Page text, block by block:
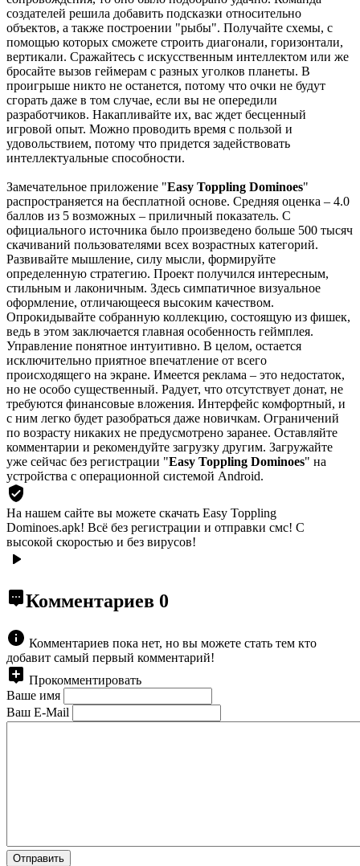
создателей решила добавить подсказки относительно
объектов, а также построении "рыбы". Получайте схемы, с
помощью которых сможете строить диагонали, горизонтали,
вертикали. Сражайтесь с искусственным интеллектом или же
бросайте вызов геймерам с разных уголков планеты. В
проигрыше никто не останется, потому что очки не будут
сгорать даже в том случае, если вы не опередили
разработчиков. Накапливайте их, вас ждет бесценный
игровой опыт. Можно проводить время с пользой и
удовольствием, потому что придется задействовать
интеллектуальные способности.
Замечательное приложение "Easy Toppling Dominoes"
распространяется на бесплатной основе. Средняя оценка – 4.0
баллов из 5 возможных – приличный показатель. С
официального источника было произведено больше 500 тысяч
скачиваний пользователями всех возрастных категорий.
Развивайте мышление, силу мысли, формируйте
определенную стратегию. Проект получился интересным,
стильным и лаконичным. Здесь симпатичное визуальное
оформление, отличающееся высоким качеством.
Опрокидывайте собранную коллекцию, состоящую из фишек,
ведь в этом заключается главная особенность геймплея.
Управление понятное интуитивно. В целом, остается
исключительно приятное впечатление от всего
происходящего на экране. Имеется реклама – это недостаток,
но не особо существенный. Радует, что отсутствует донат, не
требуются финансовые вложения. Интерфейс комфортный, и
с ним легко будет разобраться даже новичкам. Ограничений
по возрасту никаких не предусмотрено заранее. Оставляйте
комментарии и рекомендуйте загрузку другим. Загружайте
уже сейчас без регистрации "Easy Toppling Dominoes" на
устройства с операционной системой Android.
На нашем сайте вы можете скачать Easy Toppling
Dominoes.apk! Всё без регистрации и отправки смс! С
высокой скоростью и без вирусов!
Комментариев 0
Комментариев пока нет, но вы можете стать тем кто
добавит самый первый комментарий!
Прокомментировать
Ваше имя
Ваш E-Mail
Отправить